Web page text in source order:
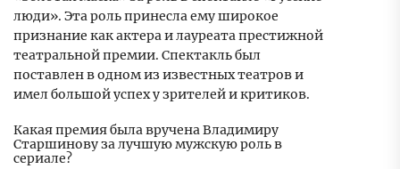
люди». Эта роль принесла ему широкое
признание как актера и лауреата престижной
театральной премии. Спектакль был
поставлен в одном из известных театров и
имел большой успех у зрителей и критиков.
Какая премия была вручена Владимиру
Старшинову за лучшую мужскую роль в
сериале?